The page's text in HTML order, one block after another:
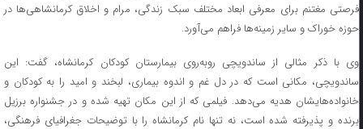
فرصتی مغتنم برای معرفی ابعاد مختلف سبک زندگی، مرام و اخلاق کرمانشاهی‌ها در
حوزه خوراک و سایر زمینه‌ها فراهم می‌آورد.
وی با ذکر مثالی از ساندویچی روبه‌روی بیمارستان کودکان کرمانشاه، گفت: این
ساندویچی، مکانی است که در دل غم و اندوه بیماری، لبخند و امید را به کودکان و
خانواده‌هایشان هدیه می‌دهد. فیلمی که از این مکان تهیه شده و در جشنواره برزیل
برنده و پذیرفته شده است، نه تنها نام کرمانشاه را با توضیحات جغرافیای فرهنگی،